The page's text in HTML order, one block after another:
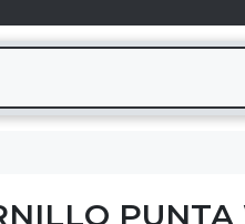
PUNTA